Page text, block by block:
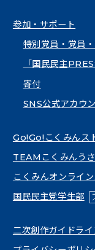
参加・サポート
特別党員・党員
「国民民主
寄付
SNS公式アカウ
Go!Go!こくみんス
TEAMこくみんう
こくみんオンライ
国民民主党学生部（
二次創作ガイドライ